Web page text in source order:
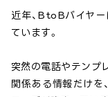
近年、BtoBバイヤ
ています。
突然の電話やテンプ
関係ある情報だけを